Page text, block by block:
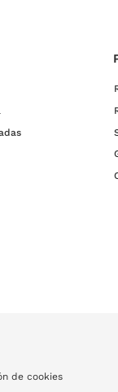
de cookies